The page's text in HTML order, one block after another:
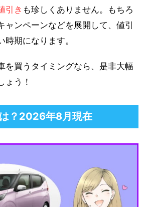
引き も珍しくありません。もちろ
ャンペーンなどを展開して、値引
時期になります。
を買うタイミングなら、是非大幅
ょう！
？2026年8月現在